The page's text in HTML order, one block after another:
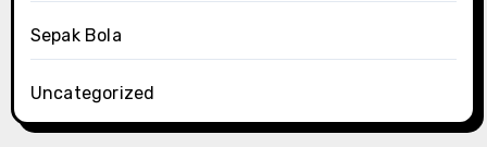
Sepak Bola
Uncategorized